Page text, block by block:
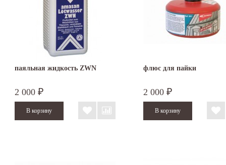
паяльная жидкость ZWN
2 000 ₽
флюс для пайки
2 000 ₽